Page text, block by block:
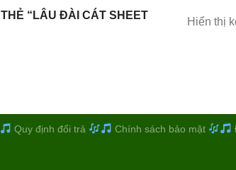
“LÂU ĐÀI CÁT SHEET
Hiển thị
Quy định đổi trả Chính sách bảo mật